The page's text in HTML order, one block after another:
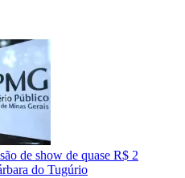
de show de quase R$ 2
do Tugúrio